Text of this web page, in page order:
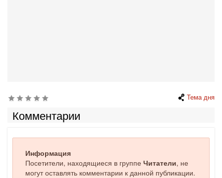
Тема дня
Комментарии
Информация
Посетители, находящиеся в группе Читатели, не
могут оставлять комментарии к данной публикации.